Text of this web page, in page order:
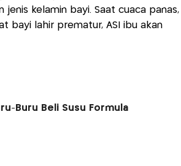
kelamin bayi. Saat cuaca panas,
bayi lahir prematur, ASI ibu akan
Buru Beli Susu Formula